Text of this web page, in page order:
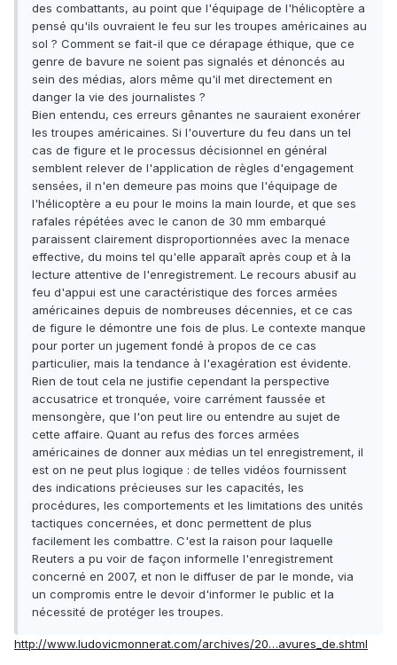
des combattants, au point que l'équipage de l'hélicoptère a
pensé qu'ils ouvraient le feu sur les troupes américaines au
sol ? Comment se fait-il que ce dérapage éthique, que ce
genre de bavure ne soient pas signalés et dénoncés au
sein des médias, alors même qu'il met directement en
danger la vie des journalistes ?
Bien entendu, ces erreurs gênantes ne sauraient exonérer
les troupes américaines. Si l'ouverture du feu dans un tel
cas de figure et le processus décisionnel en général
semblent relever de l'application de règles d'engagement
sensées, il n'en demeure pas moins que l'équipage de
l'hélicoptère a eu pour le moins la main lourde, et que ses
rafales répétées avec le canon de 30 mm embarqué
paraissent clairement disproportionnées avec la menace
effective, du moins tel qu'elle apparaît après coup et à la
lecture attentive de l'enregistrement. Le recours abusif au
feu d'appui est une caractéristique des forces armées
américaines depuis de nombreuses décennies, et ce cas
de figure le démontre une fois de plus. Le contexte manque
pour porter un jugement fondé à propos de ce cas
particulier, mais la tendance à l'exagération est évidente.
Rien de tout cela ne justifie cependant la perspective
accusatrice et tronquée, voire carrément faussée et
mensongère, que l'on peut lire ou entendre au sujet de
cette affaire. Quant au refus des forces armées
américaines de donner aux médias un tel enregistrement, il
est on ne peut plus logique : de telles vidéos fournissent
des indications précieuses sur les capacités, les
procédures, les comportements et les limitations des unités
tactiques concernées, et donc permettent de plus
facilement les combattre. C'est la raison pour laquelle
Reuters a pu voir de façon informelle l'enregistrement
concerné en 2007, et non le diffuser de par le monde, via
un compromis entre le devoir d'informer le public et la
nécessité de protéger les troupes.
http://www.ludovicmonnerat.com/archives/20…avures_de.shtml